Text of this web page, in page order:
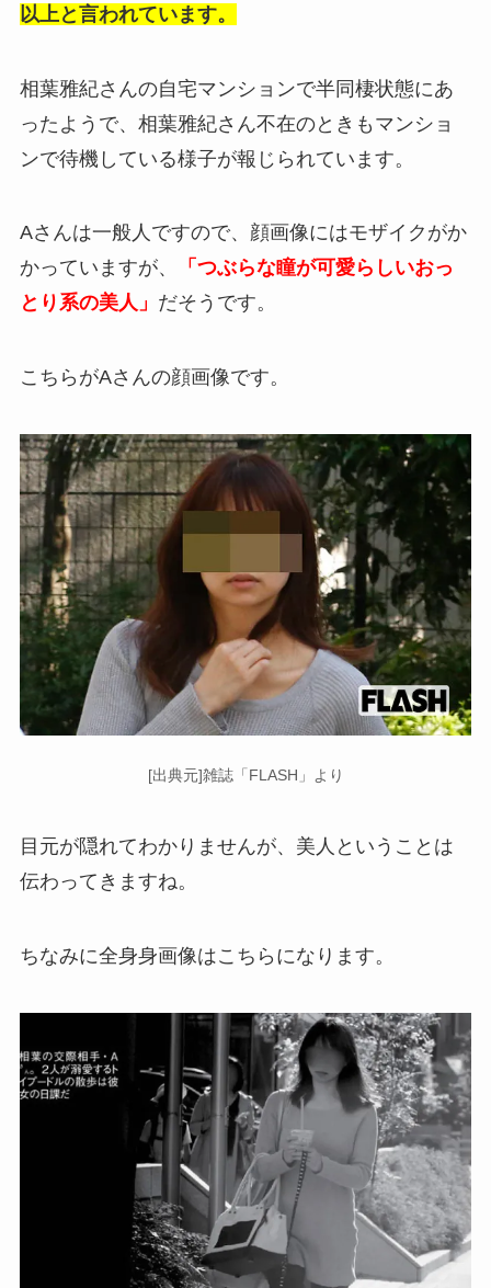
以上と言われています。
相葉雅紀さんの自宅マンションで半同棲状態にあ
ったようで、相葉雅紀さん不在のときもマンショ
ンで待機している様子が報じられています。
Aさんは一般人ですので、顔画像にはモザイクがか
かっていますが、
「つぶらな瞳が可愛らしいおっ
とり系の美人」 だそうです。
こちらがAさんの顔画像です。
[出典元]雑誌「FLASH」より
目元が隠れてわかりませんが、美人ということは
伝わってきますね。
ちなみに全身身画像はこちらになります。